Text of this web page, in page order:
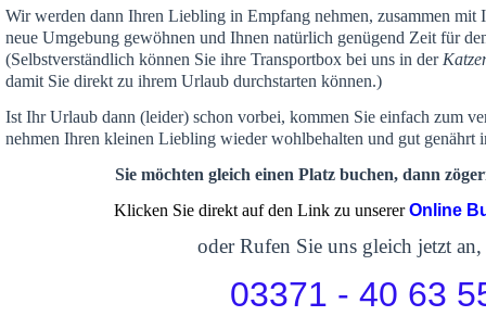
Wir werden dann Ihren Liebling in Empfang nehmen, zusammen mit
neue Umgebung gewöhnen und Ihnen natürlich genügend Zeit für
(Selbstverständlich können Sie ihre Transportbox bei uns in der
damit Sie direkt zu ihrem Urlaub durchstarten können.)
Ist Ihr Urlaub dann (leider) schon vorbei, kommen Sie einfach zum
nehmen Ihren kleinen Liebling wieder wohlbehalten und gut genährt
Sie möchten gleich einen Platz buchen, dann
Klicken Sie direkt auf den Link zu unsererOnline
oder Rufen Sie uns gleich jetzt an,
03371 - 40 63